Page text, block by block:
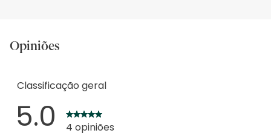
Opiniões
Classificação geral
5.0 4 opiniões